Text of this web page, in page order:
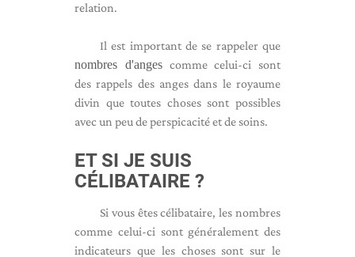
relation.
Il est important de se rappeler que
nombres d'angescomme celui-ci sont
des rappels des anges dans le royaume
divin que toutes choses sont possibles
avec un peu de perspicacité et de soins.
ET SI JE SUIS
CÉLIBATAIRE ?
Si vous êtes célibataire, les nombres
comme celui-ci sont généralement des
indicateurs que les choses sont sur le